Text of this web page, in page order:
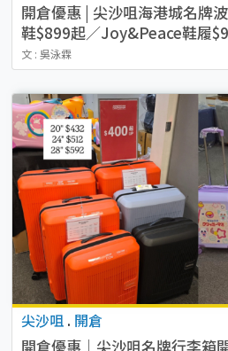
開倉優惠 | 尖沙咀海港城名牌
鞋$899起／Joy&Peace鞋履
文 : 吳泳霖
尖沙咀 . 開倉
開倉優惠｜尖沙咀名牌行李箱